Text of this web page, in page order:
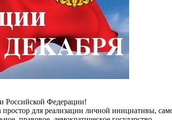
Российской Федерации!
для реализации личной инициативы,